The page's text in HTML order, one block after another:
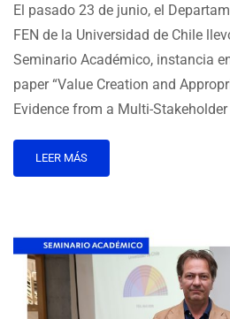
El pasado 23 de junio, el
FEN de la Universidad de Chile
Seminario Académico, instancia
paper “Value Creation and
Evidence from a Multi-
LEER MÁS